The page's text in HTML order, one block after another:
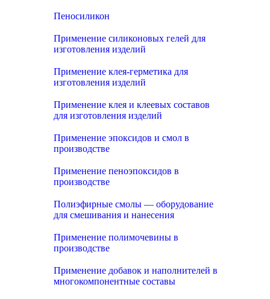
Пеносиликон
Применение силиконовых гелей для
изготовления изделий
Применение клея-герметика для
изготовления изделий
Применение клея и клеевых составов
для изготовления изделий
Применение эпоксидов и смол в
производстве
Применение пеноэпоксидов в
производстве
Полиэфирные смолы — оборудование
для смешивания и нанесения
Применение полимочевины в
производстве
Применение добавок и наполнителей в
многокомпонентные составы